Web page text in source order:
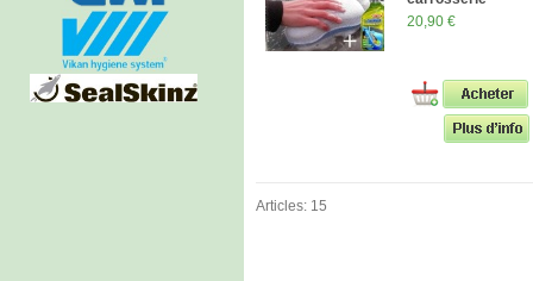
20,90 €
Articles: 15